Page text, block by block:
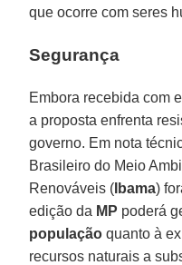
que ocorre com seres
Segurança
Embora recebida com
a proposta enfrenta
governo. Em nota
Brasileiro do Meio
Renováveis ( Ibama)
edição da MP poderá
população quanto à
recursos naturais a